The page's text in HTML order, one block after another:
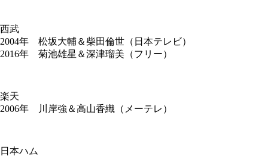
西武
2004年 松坂大輔＆柴田倫世（日本テレビ）
2016年 菊池雄星＆深津瑠美（フリー）
楽天
2006年 川岸強＆高山香織（メーテレ）
日本ハム